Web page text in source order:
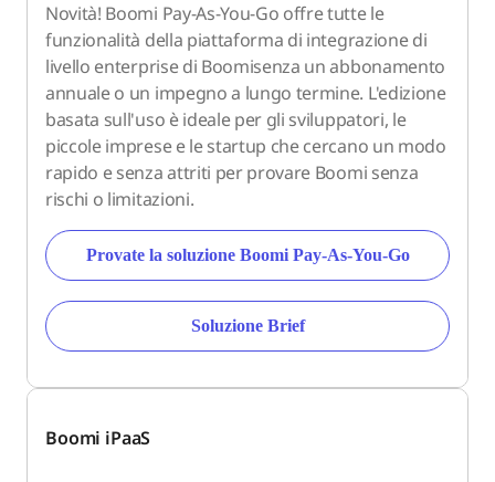
Novità! Boomi Pay-As-You-Go offre tutte le
funzionalità della piattaforma di integrazione di
livello enterprise di Boomisenza un abbonamento
annuale o un impegno a lungo termine. L'edizione
basata sull'uso è ideale per gli sviluppatori, le
piccole imprese e le startup che cercano un modo
rapido e senza attriti per provare Boomi senza
rischi o limitazioni.
Provate la soluzione Boomi Pay-As-You-Go
Soluzione Brief
Boomi iPaaS